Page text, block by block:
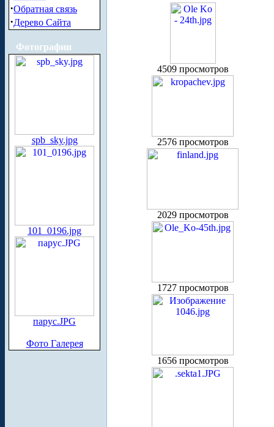
·Обратная связь
·Дерево Сайта
Фотографии
spb_sky.jpg
101_0196.jpg
парус.JPG
Фото Галерея
4509 просмотров
2576 просмотров
2029 просмотров
1727 просмотров
1656 просмотров